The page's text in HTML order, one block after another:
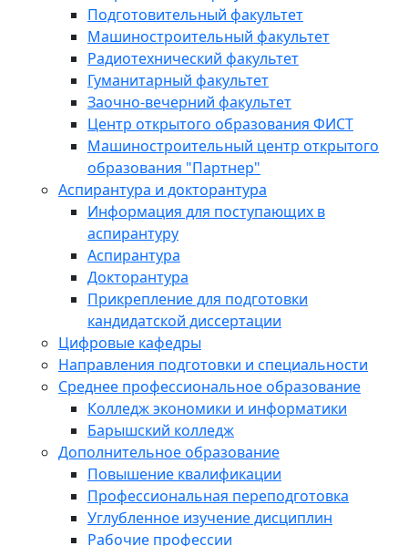
Подготовительный факультет
Машиностроительный факультет
Радиотехнический факультет
Гуманитарный факультет
Заочно-вечерний факультет
Центр открытого образования ФИСТ
Машиностроительный центр открытого
образования "Партнер"
Аспирантура и докторантура
Информация для поступающих в
аспирантуру
Аспирантура
Докторантура
Прикрепление для подготовки
кандидатской диссертации
Цифровые кафедры
Направления подготовки и специальности
Среднее профессиональное образование
Колледж экономики и информатики
Барышский колледж
Дополнительное образование
Повышение квалификации
Профессиональная переподготовка
Углубленное изучение дисциплин
Рабочие профессии